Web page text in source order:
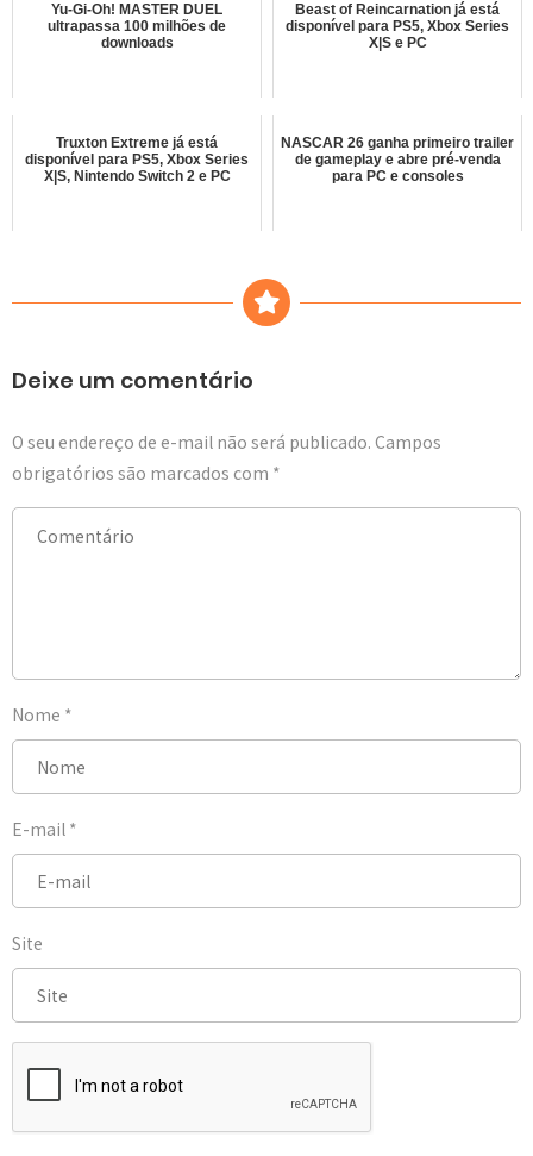
Yu-Gi-Oh! MASTER DUEL
ultrapassa 100 milhões de
downloads
Beast of Reincarnation já está
disponível para PS5, Xbox Series
X|S e PC
Truxton Extreme já está
disponível para PS5, Xbox Series
X|S, Nintendo Switch 2 e PC
NASCAR 26 ganha primeiro trailer
de gameplay e abre pré-venda
para PC e consoles
Deixe um comentário
O seu endereço de e-mail não será publicado. Campos
obrigatórios são marcados com *
Nome *
E-mail *
Site